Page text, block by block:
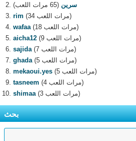
سرين (65 مرات اللعب)
rim
(34 مرات اللعب)
wafaa
(18 مرات اللعب)
aicha12
(9 مرات اللعب)
sajida
(7 مرات اللعب)
ghada
(5 مرات اللعب)
mekaoui.yes
(5 مرات اللعب)
tasneem
(4 مرات اللعب)
shimaa
(3 مرات اللعب)
بحث